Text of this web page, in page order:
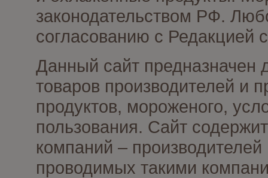
законодательством РФ.
согласованию с Редакцией
Данный сайт предназначен
товаров производителей и
продуктов, мороженого,
пользования. Сайт
компаний –
проводимых такими